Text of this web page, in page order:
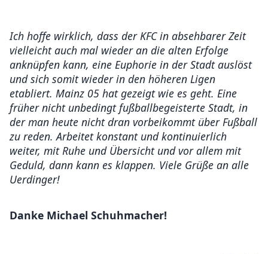
Ich hoffe wirklich, dass der KFC in absehbarer Zeit
vielleicht auch mal wieder an die alten Erfolge
anknüpfen kann, eine Euphorie in der Stadt auslöst
und sich somit wieder in den höheren Ligen
etabliert. Mainz 05 hat gezeigt wie es geht. Eine
früher nicht unbedingt fußballbegeisterte Stadt, in
der man heute nicht dran vorbeikommt über Fußball
zu reden. Arbeitet konstant und kontinuierlich
weiter, mit Ruhe und Übersicht und vor allem mit
Geduld, dann kann es klappen. Viele Grüße an alle
Uerdinger!
Danke Michael Schuhmacher!